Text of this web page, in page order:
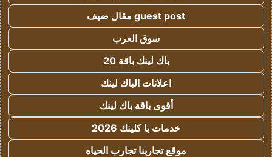
guest post مقال ضيف
سوق العرب
باك لينك باقة 20
اعلانات الباك لينك
أقوى باقة باك لينك
خدمات با كلينك 2026
موقع تجاربنا تجارب الحياه